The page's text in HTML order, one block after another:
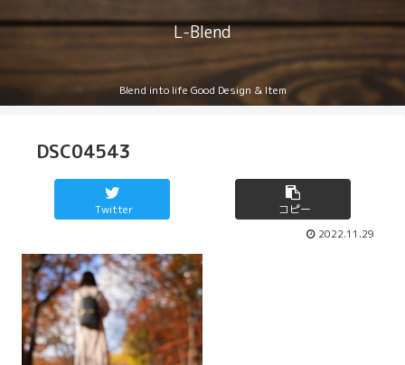
L-Blend
Blend into life Good Design & Item
DSC04543
Twitter コピー
2022.11.29